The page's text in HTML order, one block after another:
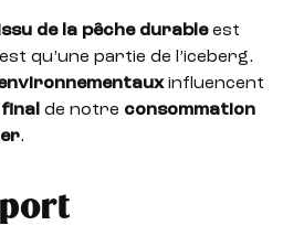
issu de la pêche durableest
qu’une partie de l’iceberg.
influencent
de notre consommation
.